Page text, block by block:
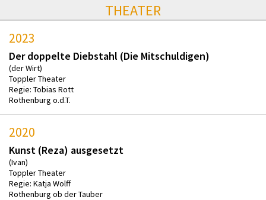
THEATER
2023
Der doppelte Diebstahl (Die Mitschuldigen)
(der Wirt)
Toppler Theater
Regie: Tobias Rott
Rothenburg o.d.T.
2020
Kunst (Reza) ausgesetzt
(Ivan)
Toppler Theater
Regie: Katja Wolff
Rothenburg ob der Tauber